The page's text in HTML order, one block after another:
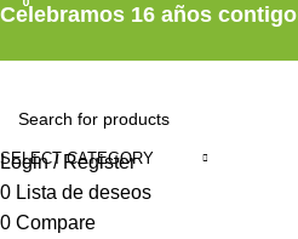
Celebramos 16 años contigo
SELECT CATEGORY
Login / Register
0 Lista de deseos
0 Compare
0
0
0